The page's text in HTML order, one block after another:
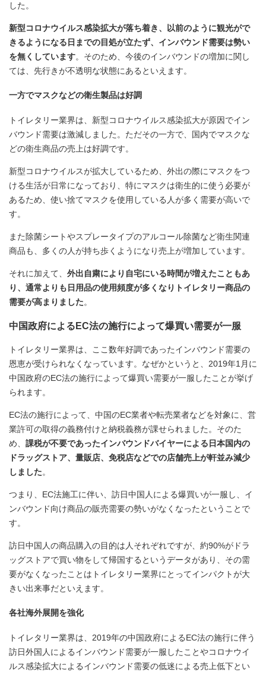
した。
新型コロナウイルス感染拡大が落ち着き、以前のように観光がで
きるようになる日までの目処が立たず、インバウンド需要は勢い
を無くしています。そのため、今後のインバウンドの増加に関し
ては、先行きが不透明な状態にあるといえます。
一方でマスクなどの衛生製品は好調
トイレタリー業界は、新型コロナウイルス感染拡大が原因でイン
バウンド需要は激減しました。ただその一方で、国内でマスクな
どの衛生商品の売上は好調です。
新型コロナウイルスが拡大しているため、外出の際にマスクをつ
ける生活が日常になっており、特にマスクは衛生的に使う必要が
あるため、使い捨てマスクを使用している人が多く需要が高いで
す。
また除菌シートやスプレータイプのアルコール除菌など衛生関連
商品も、多くの人が持ち歩くようになり売上が増加しています。
それに加えて、 外出自粛により自宅にいる時間が増えたこともあ
り、通常よりも日用品の使用頻度が多くなりトイレタリー商品の
需要が高まりました。
中国政府によるEC法の施行によって爆買い需要が一服
トイレタリー業界は、ここ数年好調であったインバウンド需要の
恩恵が受けられなくなっています。なぜかというと、2019年1月に
中国政府のEC法の施行によって爆買い需要が一服したことが挙げ
られます。
EC法の施行によって、中国のEC業者や転売業者などを対象に、営
業許可の取得の義務付けと納税義務が課せられました。そのた
め、 課税が不要であったインバウンドバイヤーによる日本国内の
ドラッグストア、量販店、免税店などでの店舗売上が軒並み減少
しました。
つまり、EC法施工に伴い、訪日中国人による爆買いが一服し、イ
ンバウンド向け商品の販売需要の勢いがなくなったということで
す。
訪日中国人の商品購入の目的は人それぞれですが、約90%がドラ
ッグストアで買い物をして帰国するというデータがあり、その需
要がなくなったことはトイレタリー業界にとってインパクトが大
きい出来事だといえます。
各社海外展開を強化
トイレタリー業界は、2019年の中国政府によるEC法の施行に伴う
訪日外国人によるインバウンド需要が一服したことやコロナウイ
ルス感染拡大によるインバウンド需要の低迷による売上低下とい